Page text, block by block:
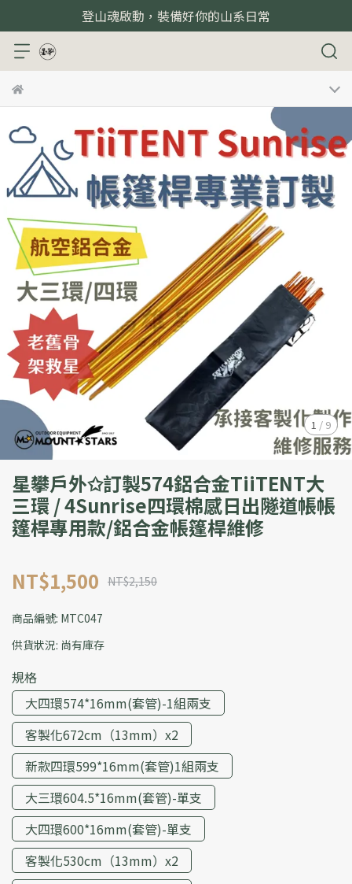
登山魂啟動，裝備好你的山系日常
1 / 9
星攀戶外✩訂製574鋁合金TiiTENT大
三環 / 4Sunrise四環棉感日出隧道帳帳
篷桿專用款/鋁合金帳篷桿維修
NT$1,500 NT$2,150
商品編號: MTC047
供貨狀況: 尚有庫存
規格
大四環574*16mm(套管)-1組兩支
客製化672cm（13mm）x2
新款四環599*16mm(套管)1組兩支
大三環604.5*16mm(套管)-單支
大四環600*16mm(套管)-單支
客製化530cm（13mm）x2